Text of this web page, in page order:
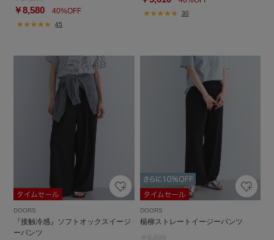
￥8,580 40%OFF
45
30
DOORS
『接触冷感』ソフトオックスイージ
ーパンツ
DOORS
楊柳ストレートイージーパンツ